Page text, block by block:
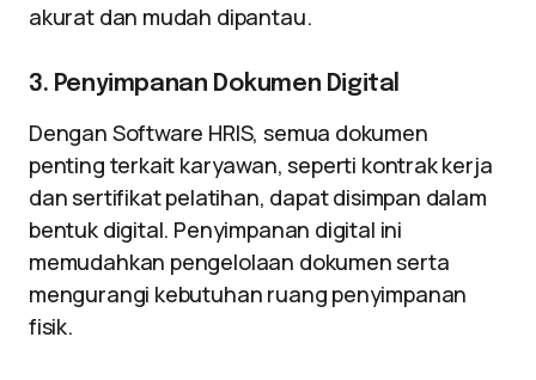
akurat dan mudah dipantau.
3. Penyimpanan Dokumen Digital
Dengan Software HRIS, semua dokumen
penting terkait karyawan, seperti kontrak kerja
dan sertifikat pelatihan, dapat disimpan dalam
bentuk digital. Penyimpanan digital ini
memudahkan pengelolaan dokumen serta
mengurangi kebutuhan ruang penyimpanan
fisik.